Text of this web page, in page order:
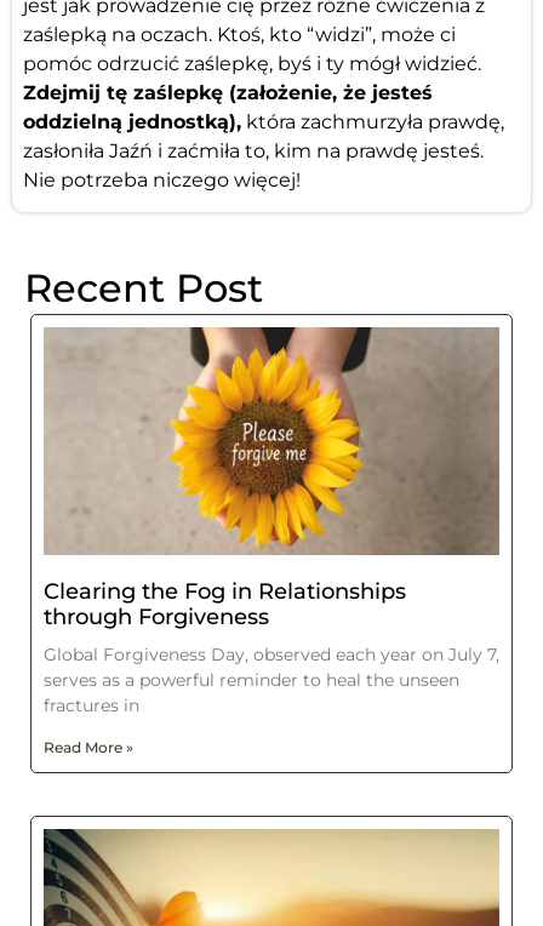
Recent Post
Clearing the Fog in Relationships
through Forgiveness
Global Forgiveness Day, observed each year on July 7,
serves as a powerful reminder to heal the unseen
fractures in
Read More »
jest jak prowadzenie cię przez różne ćwiczenia z
zaślepką na oczach. Ktoś, kto “widzi”, może ci
pomóc odrzucić zaślepkę, byś i ty mógł widzieć.
Zdejmij tę zaślepkę (założenie, że jesteś
oddzielną jednostką),która zachmurzyła prawdę,
zasłoniła Jaźń i zaćmiła to, kim na prawdę jesteś.
Nie potrzeba niczego więcej!